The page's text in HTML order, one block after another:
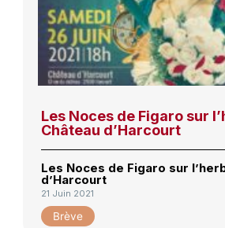
Les Noces de Figaro sur
Château d’Harcourt
Les Noces de Figaro sur
d’Harcourt
21 Juin 2021
Brève